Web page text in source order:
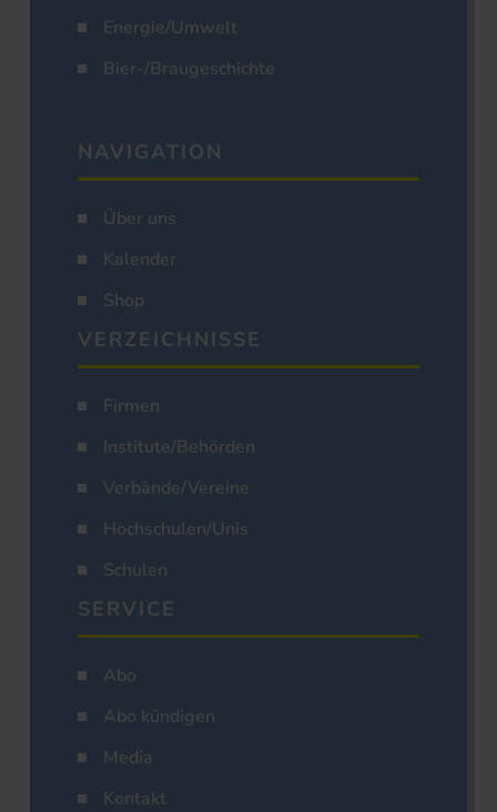
Energie/Umwelt
Bier-/Braugeschichte
NAVIGATION
Über uns
Kalender
Shop
VERZEICHNISSE
Firmen
Institute/Behörden
Verbände/Vereine
Hochschulen/Unis
Schulen
SERVICE
Abo
Abo kündigen
Media
Kontakt